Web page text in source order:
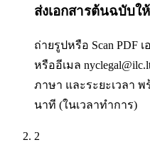
ส่งเอกสารต้นฉบับใ
ถ่ายรูปหรือ Scan PDF
หรืออีเมล
ภาษา และระยะเวลา
นาที (ในเวลาทำการ)
2